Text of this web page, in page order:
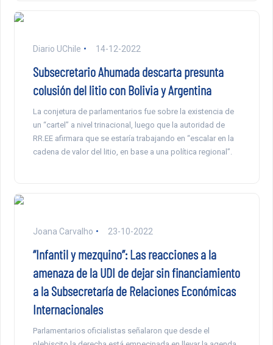
Diario UChile 14-12-2022
Subsecretario Ahumada descarta presunta
colusión del litio con Bolivia y Argentina
La conjetura de parlamentarios fue sobre la existencia de
un “cartel” a nivel trinacional, luego que la autoridad de
RR.EE afirmara que se estaría trabajando en “escalar en la
cadena de valor del litio, en base a una política regional”.
Joana Carvalho 23-10-2022
“Infantil y mezquino”: Las reacciones a la
amenaza de la UDI de dejar sin financiamiento
a la Subsecretaría de Relaciones Económicas
Internacionales
Parlamentarios oficialistas señalaron que desde el